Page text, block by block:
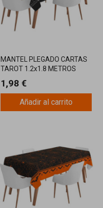
MANTEL PLEGADO CARTAS
TAROT 1.2x1.8 METROS
1,98 €
Añadir al carrito